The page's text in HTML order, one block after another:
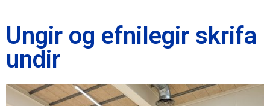
Ungir og efnilegir skrifa
undir